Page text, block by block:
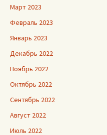
Март 2023
Февраль 2023
Январь 2023
Декабрь 2022
Ноябрь 2022
Октябрь 2022
Сентябрь 2022
Август 2022
Июль 2022